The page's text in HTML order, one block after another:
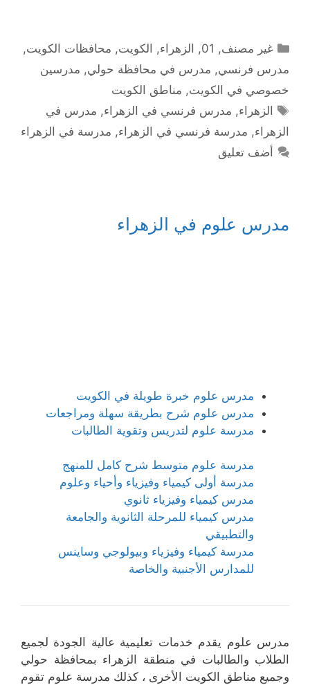
التصنيفات
غير مصنف,
01
, الزهراء, الكويت, محافظات الكويت,
مدرس فرنسي, مدرس في محافظة حولي, مدرسين
خصوصي في الكويت, مناطق الكويت
الوسوم
الزهراء, مدرس فرنسي في الزهراء, مدرس في
الزهراء, مدرسة فرنسي في الزهراء, مدرسة في الزهراء
أضف تعليق
مدرس علوم في الزهراء
مدرس علوم خبرة طويلة في الكويت
مدرس علوم شرح بطريقة سهلة ومراجعات
مدرسة علوم لتدريس وتقوية الطالبات
مدرسة علوم متوسط شرح كامل للمنهج
مدرسة أولى كيمياء وفيزياء وأحياء وعلوم
مدرس كيمياء وفيزياء ثانوي
مدرس كيمياء للمرحلة الثانوية والجامعة
والتطبيقي
مدرسة كيمياء وفيزياء وبيولوجي وساينس
للمدارس الأجنبية والخاصة
مدرس علوم يقدم خدمات تعليمية عالية الجودة لجميع
الطلاب والطالبات في منطقة الزهراء بمحافظة حولي
وجميع مناطق الكويت الأخرى ، كذلك مدرسة علوم تقوم